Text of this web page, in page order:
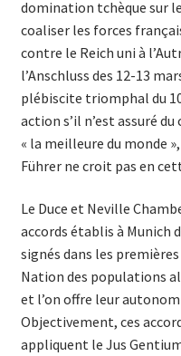
domination tchèque sur
coaliser les forces
contre le Reich uni à
l’Anschluss des 12-13
plébiscite triomphal du
action s’il n’est assuré
« la meilleure du monde
Führer ne croit pas en
Le Duce et Neville
accords établis à Munich
signés dans les
Nation des populations
et l’on offre leur
Objectivement, ces
appliquent le Jus